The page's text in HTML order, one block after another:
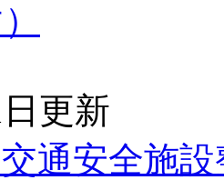
更新
通安全施